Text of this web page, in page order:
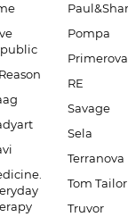
Pompa
Primerova
RE
Savage
Sela
Terranova
Tom Tailor
Truvor